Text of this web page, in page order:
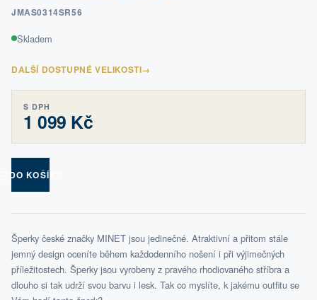
JMAS0314SR56
Skladem
DALŠÍ DOSTUPNÉ VELIKOSTI→
S DPH
1 099 Kč
DO KOŠÍKU
Šperky české značky MINET jsou jedinečné. Atraktivní a přitom stále
jemný design oceníte během každodenního nošení i při výjimečných
příležitostech. Šperky jsou vyrobeny z pravého rhodiovaného stříbra a
dlouho si tak udrží svou barvu i lesk. Tak co myslíte, k jakému outfitu se